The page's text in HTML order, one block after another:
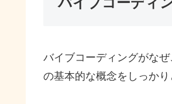
バイブコーディングがな
の基本的な概念をしっかり